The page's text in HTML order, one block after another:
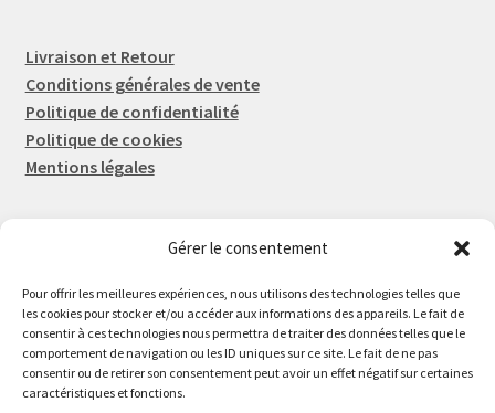
Gérer le consentement
Pour offrir les meilleures expériences, nous utilisons des technologies telles que
les cookies pour stocker et/ou accéder aux informations des appareils. Le fait de
consentir à ces technologies nous permettra de traiter des données telles que le
comportement de navigation ou les ID uniques sur ce site. Le fait de ne pas
consentir ou de retirer son consentement peut avoir un effet négatif sur certaines
caractéristiques et fonctions.
Livraison et Retour
Conditions générales de vente
Politique de confidentialité
Politique de cookies
Mentions légales
Eric FORTIER EI
16 Rue de l'Espérance
14600 Honfleur
02 61 82 01 89